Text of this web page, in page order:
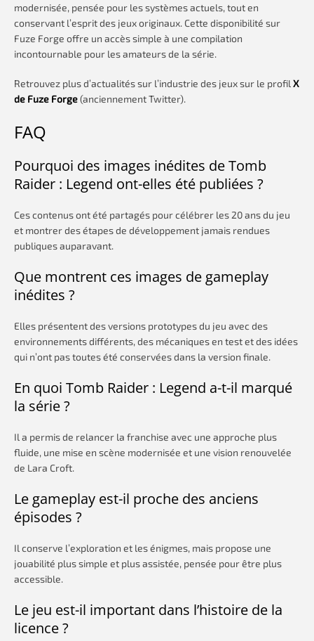
modernisée, pensée pour les systèmes actuels, tout en
conservant l’esprit des jeux originaux. Cette disponibilité sur
Fuze Forge offre un accès simple à une compilation
incontournable pour les amateurs de la série.
Retrouvez plus d’actualités sur l’industrie des jeux sur le profil X
de Fuze Forge(anciennement Twitter).
FAQ
Pourquoi des images inédites de Tomb
Raider : Legend ont-elles été publiées ?
Ces contenus ont été partagés pour célébrer les 20 ans du jeu
et montrer des étapes de développement jamais rendues
publiques auparavant.
Que montrent ces images de gameplay
inédites ?
Elles présentent des versions prototypes du jeu avec des
environnements différents, des mécaniques en test et des idées
qui n’ont pas toutes été conservées dans la version finale.
En quoi Tomb Raider : Legend a-t-il marqué
la série ?
Il a permis de relancer la franchise avec une approche plus
fluide, une mise en scène modernisée et une vision renouvelée
de Lara Croft.
Le gameplay est-il proche des anciens
épisodes ?
Il conserve l’exploration et les énigmes, mais propose une
jouabilité plus simple et plus assistée, pensée pour être plus
accessible.
Le jeu est-il important dans l’histoire de la
licence ?